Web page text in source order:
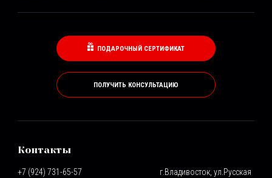
ПОДАРОЧНЫЙ СЕРТИФИКАТ
ПОЛУЧИТЬ КОНСУЛЬТАЦИЮ
Контакты
+7 (924) 731-65-57
г.Владивосток, ул.Русская